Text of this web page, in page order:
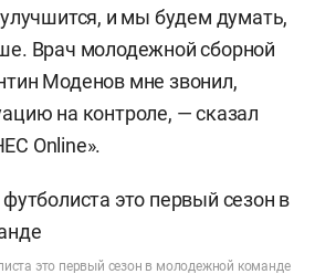
улучшится, и мы будем думать,
Врач молодежной сборной
Моденов мне звонил,
на контроле, — сказал
Online».
это первый сезон в молодежной команде